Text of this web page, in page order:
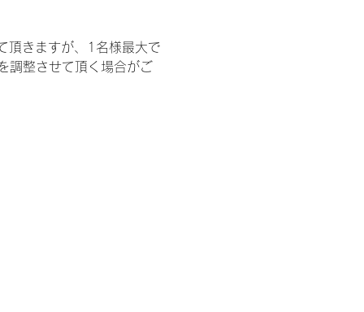
頂きますが、1名様最大で
調整させて頂く場合がご